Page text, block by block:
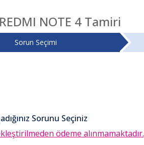
NOTE 4 Tamiri
Sorun Seçimi
Sorunu Seçiniz
ödeme alınmamaktadır.